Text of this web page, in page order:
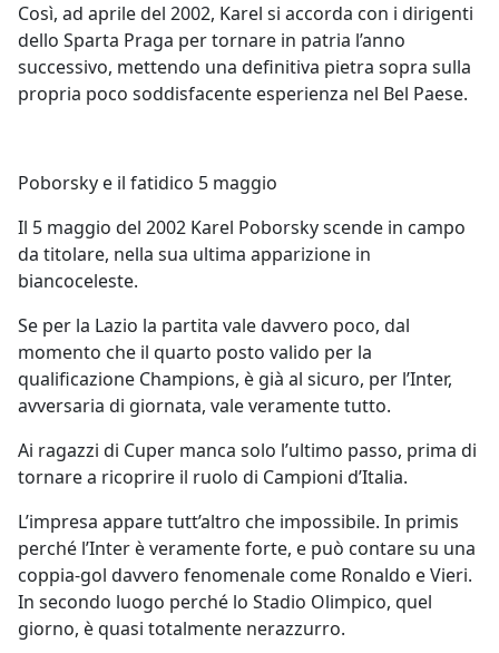
Così, ad aprile del 2002, Karel si accorda con i dirigenti
dello Sparta Praga per tornare in patria l’anno
successivo, mettendo una definitiva pietra sopra sulla
propria poco soddisfacente esperienza nel Bel Paese.
Poborsky e il fatidico 5 maggio
Il 5 maggio del 2002 Karel Poborsky scende in campo
da titolare, nella sua ultima apparizione in
biancoceleste.
Se per la Lazio la partita vale davvero poco, dal
momento che il quarto posto valido per la
qualificazione Champions, è già al sicuro, per l’Inter,
avversaria di giornata, vale veramente tutto.
Ai ragazzi di Cuper manca solo l’ultimo passo, prima di
tornare a ricoprire il ruolo di Campioni d’Italia.
L’impresa appare tutt’altro che impossibile. In primis
perché l’Inter è veramente forte, e può contare su una
coppia-gol davvero fenomenale come Ronaldo e Vieri.
In secondo luogo perché lo Stadio Olimpico, quel
giorno, è quasi totalmente nerazzurro.